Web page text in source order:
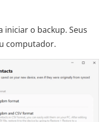
iniciar o backup. Seus
computador.